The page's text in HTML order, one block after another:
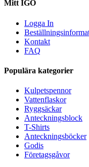
Mitt IGO
Logga In
Kontakt
FAQ
Populära kategorier
Kulpetspennor
Vattenflaskor
Ryggsäckar
Anteckningsblock
T-Shirts
Anteckningsböcker
Godis
Företagsgåvor